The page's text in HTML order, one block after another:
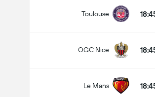
Toulouse
OGC Nice
Le Mans